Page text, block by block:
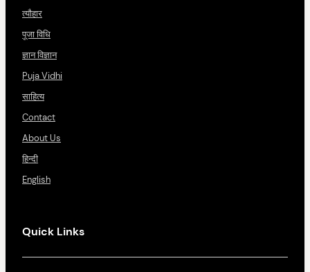
त्यौहार
पूजा विधि
ज्ञान विज्ञान
Puja Vidhi
साहित्य
Contact
About Us
हिन्दी
English
Quick Links